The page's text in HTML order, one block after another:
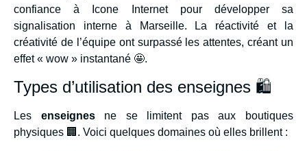
confiance à Icone Internet pour développer sa
signalisation interne à Marseille. La réactivité et la
créativité de l’équipe ont surpassé les attentes, créant un
effet « wow » instantané 🤩.
Types d’utilisation des enseignes 🛍️
Les enseignesne se limitent pas aux boutiques
physiques 🏢. Voici quelques domaines où elles brillent :